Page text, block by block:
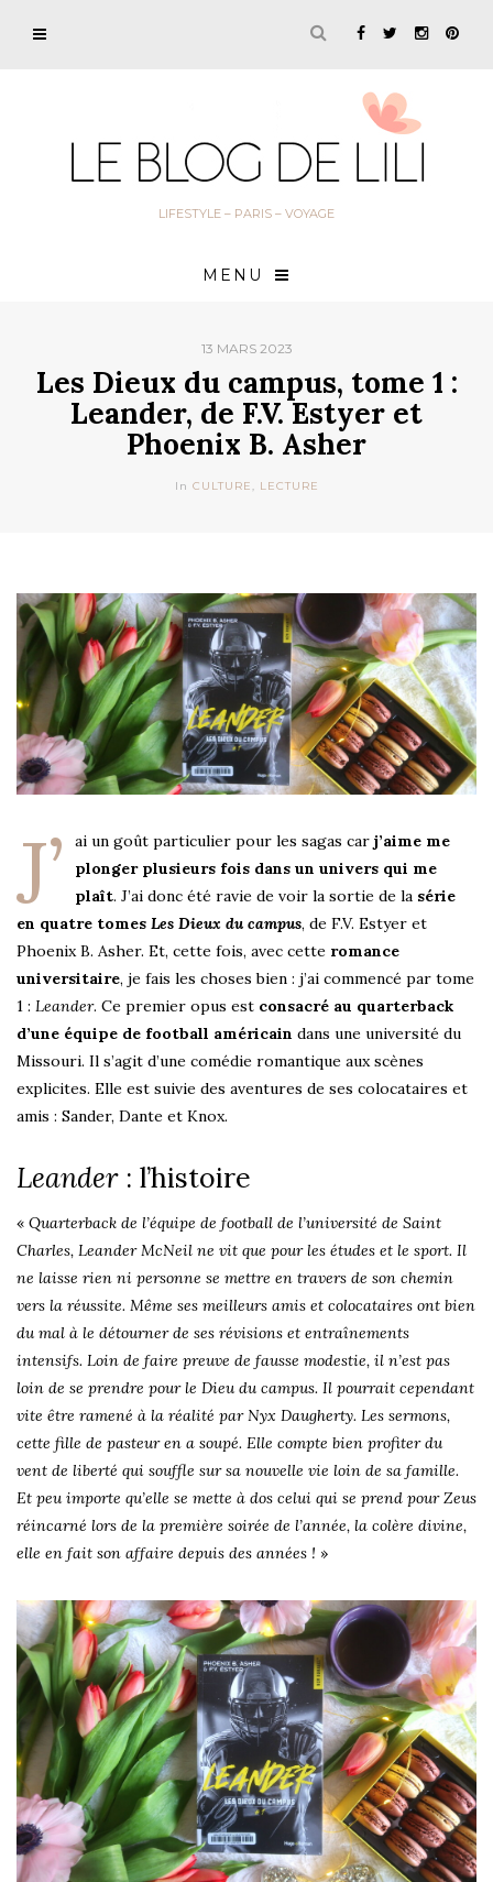
LIFESTYLE – PARIS – VOYAGE
MENU
13 MARS 2023
Les Dieux du campus, tome 1 :
Leander, de F.V. Estyer et
Phoenix B. Asher
In CULTURE, LECTURE
J’ ai un goût particulier pour les sagas car j’aime me
plonger plusieurs fois dans un univers qui me
plaît. J’ai donc été ravie de voir la sortie de la série
en quatre tomes Les Dieux du campus, de F.V. Estyer et
Phoenix B. Asher. Et, cette fois, avec cette romance
universitaire, je fais les choses bien : j’ai commencé par tome
1 : Leander. Ce premier opus est consacré au quarterback
d’une équipe de football américain dans une université du
Missouri. Il s’agit d’une comédie romantique aux scènes
explicites. Elle est suivie des aventures de ses colocataires et
amis : Sander, Dante et Knox.
Leander: l’histoire
« Quarterback de l’équipe de football de l’université de Saint
Charles, Leander McNeil ne vit que pour les études et le sport. Il
ne laisse rien ni personne se mettre en travers de son chemin
vers la réussite. Même ses meilleurs amis et colocataires ont bien
du mal à le détourner de ses révisions et entraînements
intensifs. Loin de faire preuve de fausse modestie, il n’est pas
loin de se prendre pour le Dieu du campus. Il pourrait cependant
vite être ramené à la réalité par Nyx Daugherty. Les sermons,
cette fille de pasteur en a soupé. Elle compte bien profiter du
vent de liberté qui souffle sur sa nouvelle vie loin de sa famille.
Et peu importe qu’elle se mette à dos celui qui se prend pour Zeus
réincarné lors de la première soirée de l’année, la colère divine,
elle en fait son affaire depuis des années ! »